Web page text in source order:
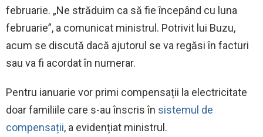
februarie. „Ne străduim ca să fie începând cu luna
februarie”, a comunicat ministrul. Potrivit lui Buzu,
acum se discută dacă ajutorul se va regăsi în facturi
sau va fi acordat în numerar.
Pentru ianuarie vor primi compensații la electricitate
doar familiile care s-au înscris în sistemul de
compensații, a evidențiat ministrul.